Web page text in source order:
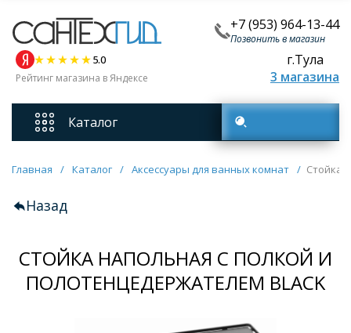
+7 (953) 964-13-44
Позвонить в магазин
5.0
Рейтинг магазина в Яндексе
г.Тула
3 магазина
Каталог
Смесители
Унитазы
Мебель для ванных комнат
Главная / Каталог / Аксессуары для ванных комнат / Стойка
Назад
СТОЙКА НАПОЛЬНАЯ С ПОЛКОЙ И
ПОЛОТЕНЦЕДЕРЖАТЕЛЕМ BLACK